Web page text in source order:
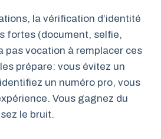
la vérification d’identité
fortes (document, selfie,
pas vocation à remplacer ces
prépare: vous évitez un
un numéro pro, vous
Vous gagnez du
le bruit.